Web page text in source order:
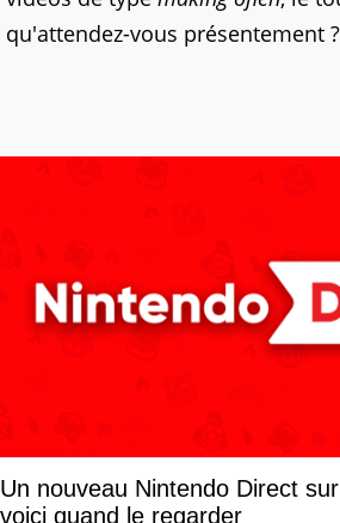
qu'attendez-vous présentement ?
Un nouveau Nintendo Direct
voici quand le regarder